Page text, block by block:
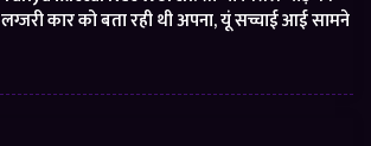
लग्जरी कार को बता रही थी अपना, यूं सच्चाई आई सामने